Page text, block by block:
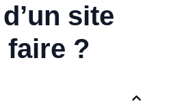
site
faire ?